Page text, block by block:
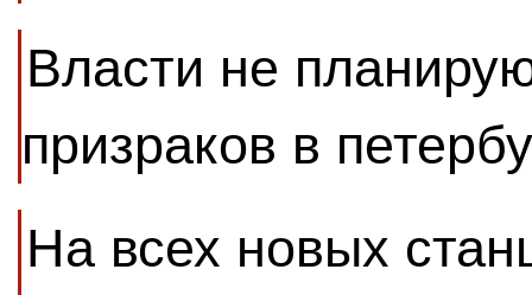
Власти не
призраков в
На всех новых